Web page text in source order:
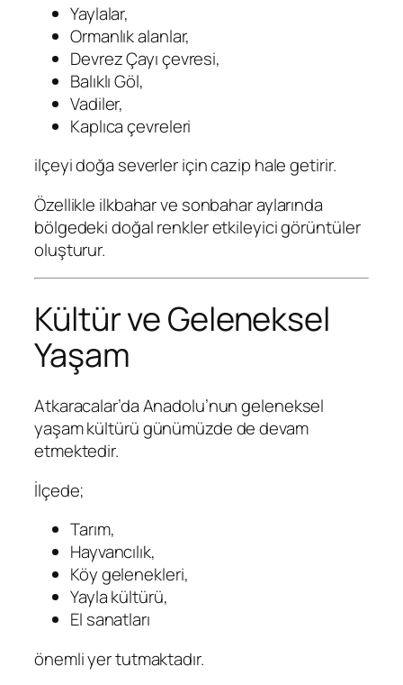
Yaylalar,
Ormanlık alanlar,
Devrez Çayı çevresi,
Balıklı Göl,
Vadiler,
Kaplıca çevreleri
ilçeyi doğa severler için cazip hale getirir.
Özellikle ilkbahar ve sonbahar aylarında
bölgedeki doğal renkler etkileyici görüntüler
oluşturur.
Kültür ve Geleneksel
Yaşam
Atkaracalar’da Anadolu’nun geleneksel
yaşam kültürü günümüzde de devam
etmektedir.
İlçede;
Tarım,
Hayvancılık,
Köy gelenekleri,
Yayla kültürü,
El sanatları
önemli yer tutmaktadır.